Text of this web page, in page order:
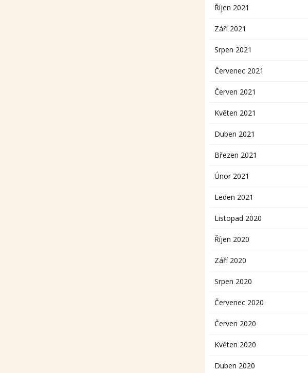
Říjen 2021
Září 2021
Srpen 2021
Červenec 2021
Červen 2021
Květen 2021
Duben 2021
Březen 2021
Únor 2021
Leden 2021
Listopad 2020
Říjen 2020
Září 2020
Srpen 2020
Červenec 2020
Červen 2020
Květen 2020
Duben 2020